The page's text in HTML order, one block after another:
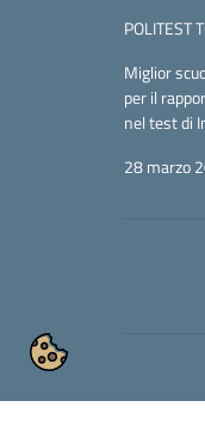
POLITEST
Miglior
per il
nel test di
28 marzo